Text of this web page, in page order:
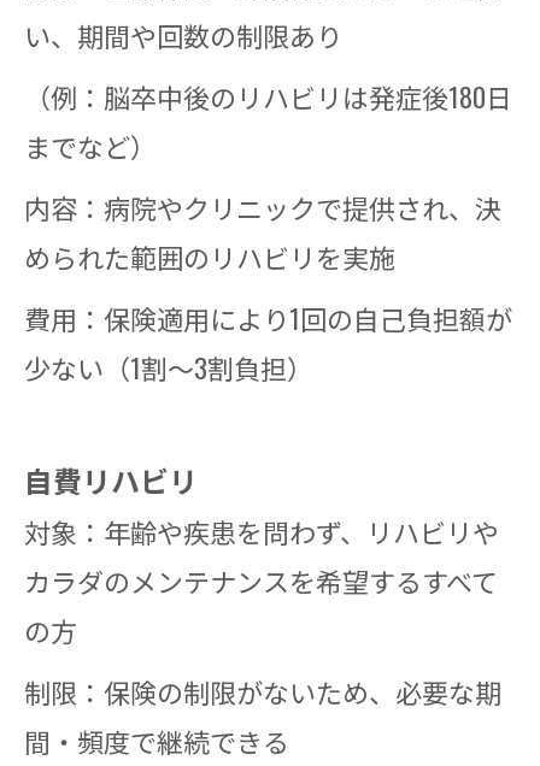
い、期間や回数の制限あり
（例：脳卒中後のリハビリは発症後180日
までなど）
内容：病院やクリニックで提供され、決
められた範囲のリハビリを実施
費用：保険適用により1回の自己負担額が
少ない（1割～3割負担）
自費リハビリ
対象：年齢や疾患を問わず、リハビリや
カラダのメンテナンスを希望するすべて
の方
制限：保険の制限がないため、必要な期
間・頻度で継続できる